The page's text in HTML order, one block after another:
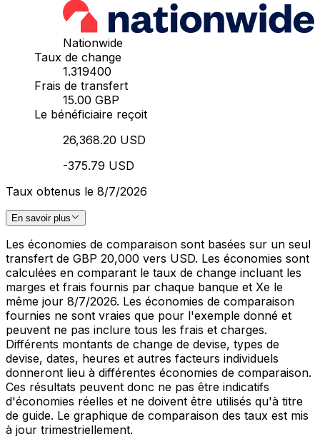
Nationwide
Taux de change
1.319400
Frais de transfert
15.00 GBP
Le bénéficiaire reçoit
26,368.20 USD
-375.79 USD
Taux obtenus le 8/7/2026
En savoir plus
Les économies de comparaison sont basées sur un seul
transfert de GBP 20,000 vers USD. Les économies sont
calculées en comparant le taux de change incluant les
marges et frais fournis par chaque banque et Xe le
même jour 8/7/2026. Les économies de comparaison
fournies ne sont vraies que pour l'exemple donné et
peuvent ne pas inclure tous les frais et charges.
Différents montants de change de devise, types de
devise, dates, heures et autres facteurs individuels
donneront lieu à différentes économies de comparaison.
Ces résultats peuvent donc ne pas être indicatifs
d'économies réelles et ne doivent être utilisés qu'à titre
de guide. Le graphique de comparaison des taux est mis
à jour trimestriellement.